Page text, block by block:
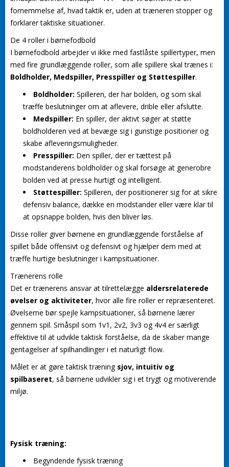
fornemmelse af, hvad taktik er, uden at træneren stopper og
forklarer taktiske situationer.
De 4 roller i børnefodbold
I børnefodbold arbejder vi ikke med fastlåste spillertyper, men
med fire grundlæggende roller, som alle spillere skal trænes i:
Boldholder, Medspiller, Presspiller og Støttespiller.
Boldholder: Spilleren, der har bolden, og som skal
træffe beslutninger om at aflevere, drible eller afslutte.
Medspiller: En spiller, der aktivt søger at støtte
boldholderen ved at bevæge sig i gunstige positioner og
skabe afleveringsmuligheder.
Presspiller: Den spiller, der er tættest på
modstanderens boldholder og skal forsøge at generobre
bolden ved at presse hurtigt og intelligent.
Støttespiller: Spilleren, der positionerer sig for at sikre
defensiv balance, dække en modstander eller være klar til
at opsnappe bolden, hvis den bliver løs.
Disse roller giver børnene en grundlæggende forståelse af
spillet både offensivt og defensivt og hjælper dem med at
træffe hurtige beslutninger i kampsituationer.
Trænerens rolle
Det er trænerens ansvar at tilrettelægge aldersrelaterede
øvelser og aktiviteter, hvor alle fire roller er repræsenteret.
Øvelserne bør spejle kampsituationer, så børnene lærer
gennem spil. Småspil som 1v1, 2v2, 3v3 og 4v4 er særligt
effektive til at udvikle taktisk forståelse, da de skaber mange
gentagelser af spilhandlinger i et naturligt flow.
Målet er at gøre taktisk træning sjov, intuitiv og
spilbaseret, så børnene udvikler sig i et trygt og motiverende
miljø.
Fysisk træning:
Begyndende fysisk træning